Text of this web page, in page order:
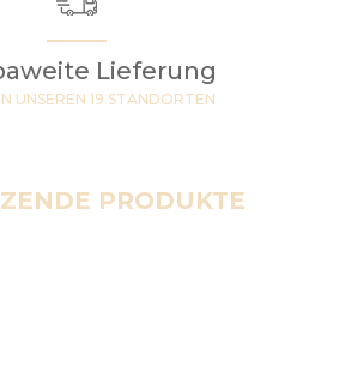
Lieferung
UNSEREN 19 STANDORTEN
PRODUKTE